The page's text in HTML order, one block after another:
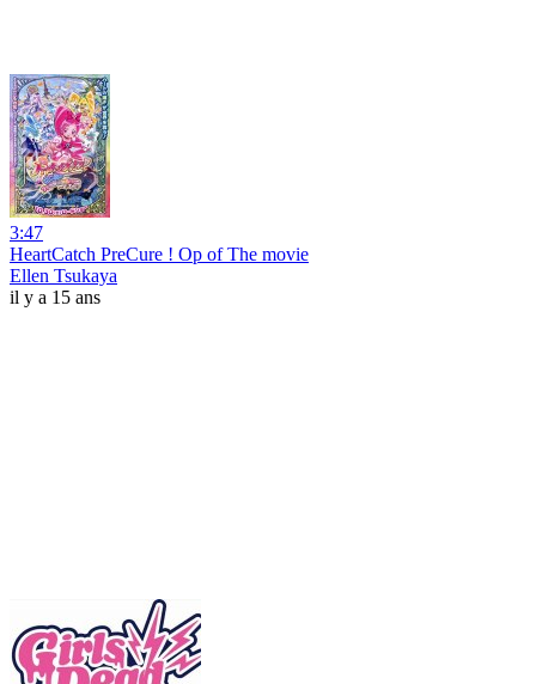
3:47
HeartCatch PreCure ! Op of The movie
Ellen Tsukaya
il y a 15 ans